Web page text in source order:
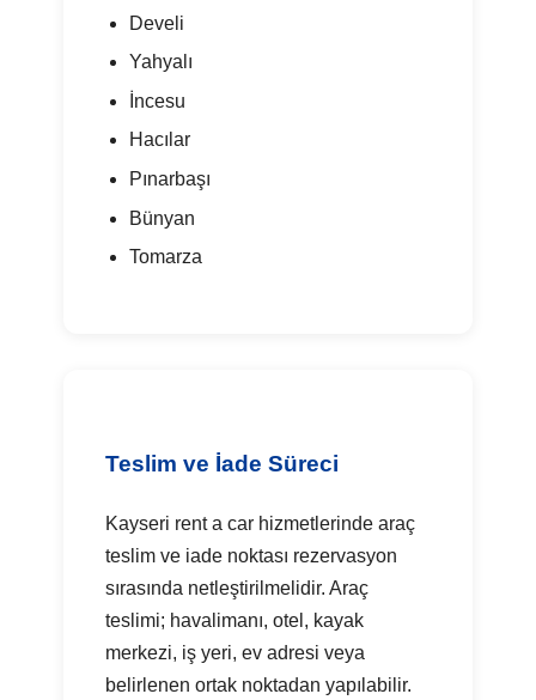
Develi
Yahyalı
İncesu
Hacılar
Pınarbaşı
Bünyan
Tomarza
Teslim ve İade Süreci
Kayseri rent a car hizmetlerinde araç
teslim ve iade noktası rezervasyon
sırasında netleştirilmelidir. Araç
teslimi; havalimanı, otel, kayak
merkezi, iş yeri, ev adresi veya
belirlenen ortak noktadan yapılabilir.